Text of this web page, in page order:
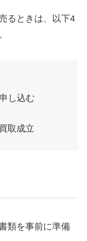
るときは、以下4
し込む
取成立
類を事前に準備